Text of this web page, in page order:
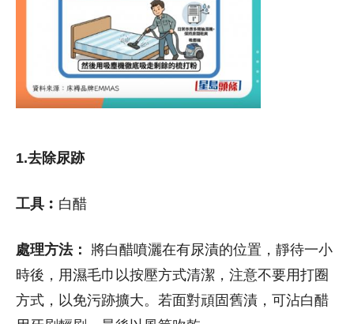
1.去除尿跡
工具︰ 白醋
處理方法：
將白醋噴灑在有尿漬的位置，靜待一小
時後，用濕毛巾以按壓方式清潔，注意不要用打圈
方式，以免污跡擴大。若面對頑固舊漬，可沾白醋